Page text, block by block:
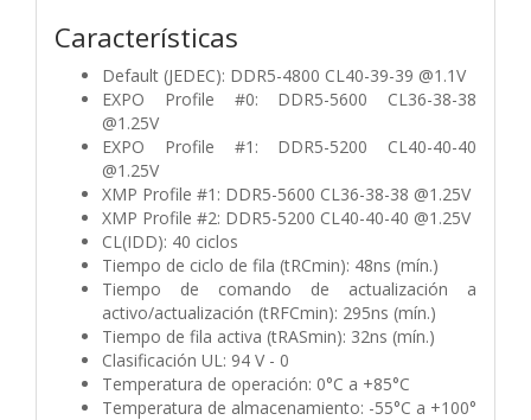
Características
Default (JEDEC): DDR5-4800 CL40-39-39 @1.1V
EXPO Profile #0: DDR5-5600 CL36-38-38
@1.25V
EXPO Profile #1: DDR5-5200 CL40-40-40
@1.25V
XMP Profile #1: DDR5-5600 CL36-38-38 @1.25V
XMP Profile #2: DDR5-5200 CL40-40-40 @1.25V
CL(IDD): 40 ciclos
Tiempo de ciclo de fila (tRCmin): 48ns (mín.)
Tiempo de comando de actualización a
activo/actualización (tRFCmin): 295ns (mín.)
Tiempo de fila activa (tRASmin): 32ns (mín.)
Clasificación UL: 94 V - 0
Temperatura de operación: 0°C a +85°C
Temperatura de almacenamiento: -55°C a +100°